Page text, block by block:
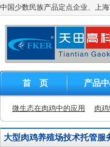
中国少数民族产品定点企业、上
首 页 产品
微生态在肉鸡中的应用 肉
大型肉鸡养殖场技术托管服